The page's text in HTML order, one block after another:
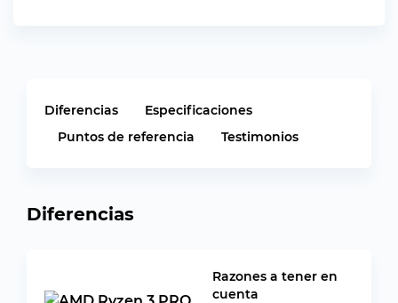
Diferencias
Especificaciones
Puntos de referencia
Testimonios
Diferencias
Razones a tener en
cuenta